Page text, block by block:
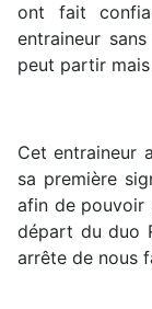
ont fait
entraineur
peut partir
Cet entraineur
sa première
afin de pouvoir
départ du duo
arrête de nous